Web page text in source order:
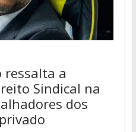
ressalta a
Sindical na
dos